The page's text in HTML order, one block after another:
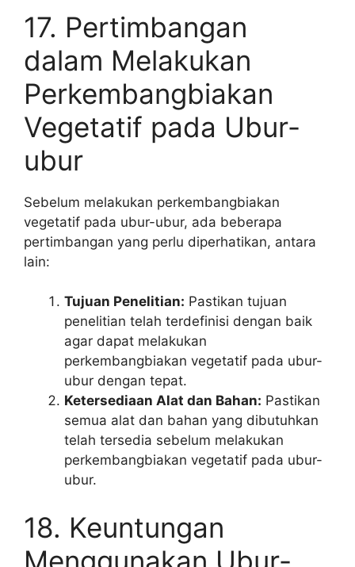
17. Pertimbangan
dalam Melakukan
Perkembangbiakan
Vegetatif pada Ubur-
ubur
Sebelum melakukan perkembangbiakan
vegetatif pada ubur-ubur, ada beberapa
pertimbangan yang perlu diperhatikan, antara
lain:
Tujuan Penelitian: Pastikan tujuan
penelitian telah terdefinisi dengan baik
agar dapat melakukan
perkembangbiakan vegetatif pada ubur-
ubur dengan tepat.
Ketersediaan Alat dan Bahan: Pastikan
semua alat dan bahan yang dibutuhkan
telah tersedia sebelum melakukan
perkembangbiakan vegetatif pada ubur-
ubur.
18. Keuntungan
Menggunakan Ubur-